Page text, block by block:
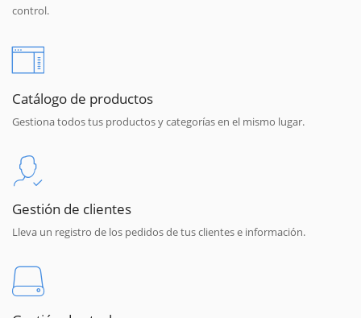
control.
Catálogo de productos
Gestiona todos tus productos y categorías en el mismo lugar.
Gestión de clientes
Lleva un registro de los pedidos de tus clientes e información.